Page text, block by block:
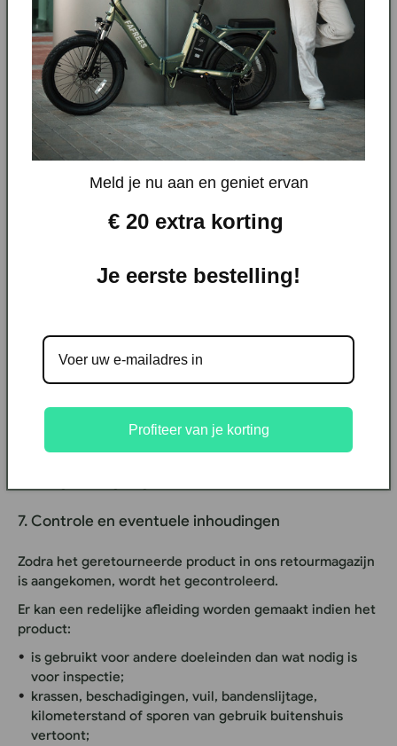
kunnen worden teruggestuurd.
Als de klant Fafrees vraagt Fafrees de terughaling te
regelen bij een retourzending op initiatief van de koper,
bedragen de geschatte directe ophaalkosten doorgaans:
Producttype
Geschatte directe
incassokosten
Standaard e-bike Ongeveer € 100–€ 200
bakfiets / zware e-bike
De uiteindelijke kosten kunnen variëren, afhankelijk van
van de vervoerder, de staat van de verpakking en of er
een speciale ophaalservice nodig is.
7. Controle en eventuele inhoudingen
Zodra het geretourneerde product in ons retourmagazijn
is aangekomen, wordt het gecontroleerd.
Er kan een redelijke afleiding worden gemaakt indien het
product:
is gebruikt voor andere doeleinden dan wat nodig is
voor inspectie;
krassen, beschadigingen, vuil, bandenslijtage,
kilometerstand of sporen van gebruik buitenshuis
vertoont;
Meld je nu aan en geniet ervan
€ 20 extra korting
Je eerste bestelling!
Profiteer van je korting